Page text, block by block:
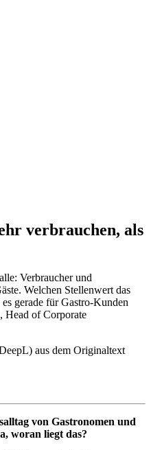
verbrauchen, als
Verbraucher und
Welchen Stellenwert das
gerade für Gastro-Kunden
Head of Corporate
aus dem Originaltext
von Gastronomen und
woran liegt das?